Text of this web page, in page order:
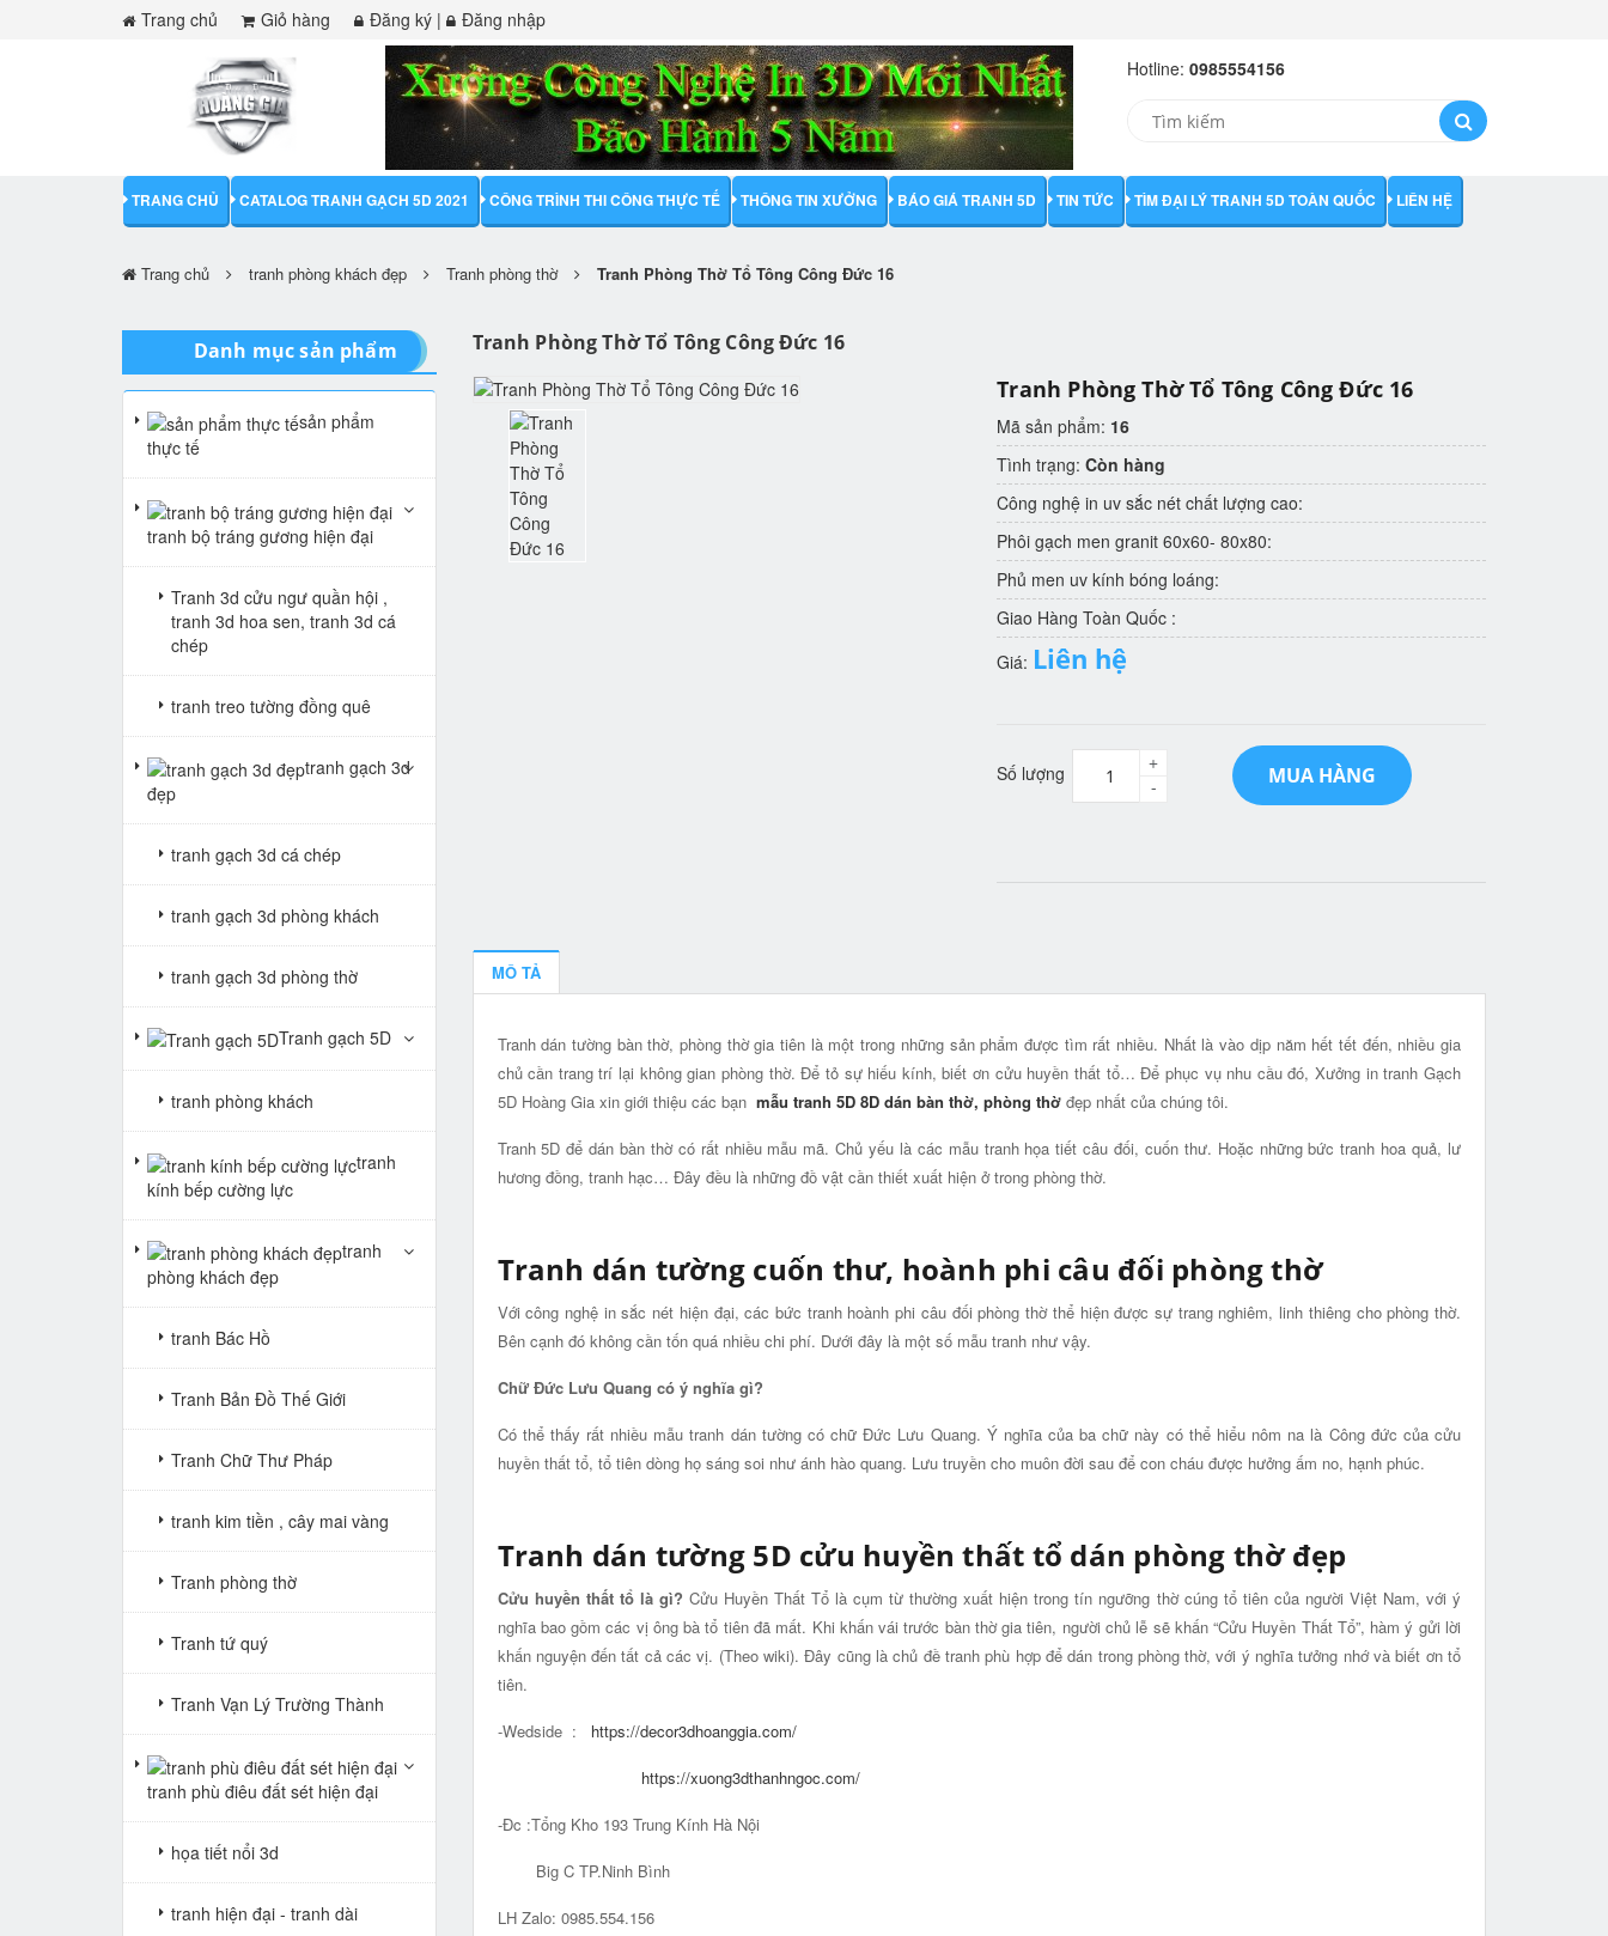
Trang chủ Giỏ hàng Đăng ký | Đăng nhập
Hotline: 0985554156
TRANG CHỦ CATALOG TRANH GẠCH 5D 2021 CÔNG TRÌNH THI CÔNG THỰC TẾ THÔNG TIN XƯỞNG BÁO GIÁ TRANH 5D TIN TỨC TÌM ĐẠI LÝ TRANH 5D TOÀN QUỐC LIÊN HỆ
Trang chủ tranh phòng khách đẹp Tranh phòng thờ Tranh Phòng Thờ Tổ Tông Công Đức 16
Tranh Phòng Thờ Tổ Tông Công Đức 16
Tranh Phòng Thờ Tổ Tông Công Đức 16
Mã sản phẩm: 16
Tình trạng:Còn hàng
Công nghệ in uv sắc nét chất lượng cao:
Phôi gạch men granit 60x60- 80x80:
Phủ men uv kính bóng loáng:
Giao Hàng Toàn Quốc :
Giá: Liên hệ
Số lượng
-
+ MUA HÀNG
MÔ TẢ
Tranh dán tường bàn thờ, phòng thờ gia tiên là một trong những sản phẩm được tìm rất nhiều. Nhất là vào dịp năm hết tết đến, nhiều gia
chủ cần trang trí lại không gian phòng thờ. Để tỏ sự hiếu kính, biết ơn cửu huyền thất tổ… Để phục vụ nhu cầu đó, Xưởng in tranh Gạch
5D Hoàng Gia xin giới thiệu các bạn mẫu tranh 5D 8D dán bàn thờ, phòng thờđẹp nhất của chúng tôi.
Tranh 5D để dán bàn thờ có rất nhiều mẫu mã. Chủ yếu là các mẫu tranh họa tiết câu đối, cuốn thư. Hoặc những bức tranh hoa quả, lư
hương đồng, tranh hạc… Đây đều là những đồ vật cần thiết xuất hiện ở trong phòng thờ.
Tranh dán tường cuốn thư, hoành phi câu đối phòng thờ
Với công nghệ in sắc nét hiện đại, các bức tranh hoành phi câu đối phòng thờ thể hiện được sự trang nghiêm, linh thiêng cho phòng thờ.
Bên cạnh đó không cần tốn quá nhiều chi phí. Dưới đây là một số mẫu tranh như vậy.
Chữ Đức Lưu Quang có ý nghĩa gì?
Có thể thấy rất nhiều mẫu tranh dán tường có chữ Đức Lưu Quang. Ý nghĩa của ba chữ này có thể hiểu nôm na là Công đức của cửu
huyền thất tổ, tổ tiên dòng họ sáng soi như ánh hào quang. Lưu truyền cho muôn đời sau để con cháu được hưởng ấm no, hạnh phúc.
Tranh dán tường 5D cửu huyền thất tổ dán phòng thờ đẹp
Cửu huyền thất tổ là gì? Cửu Huyền Thất Tổ là cụm từ thường xuất hiện trong tín ngưỡng thờ cúng tổ tiên của người Việt Nam, với ý
nghĩa bao gồm các vị ông bà tổ tiên đã mất. Khi khấn vái trước bàn thờ gia tiên, người chủ lễ sẽ khấn “Cửu Huyền Thất Tổ”, hàm ý gửi lời
khấn nguyện đến tất cả các vị. (Theo wiki). Đây cũng là chủ đề tranh phù hợp để dán trong phòng thờ, với ý nghĩa tưởng nhớ và biết ơn tổ
tiên.
-Wedside : https://decor3dhoanggia.com/
https://xuong3dthanhngoc.com/
-Đc :Tổng Kho 193 Trung Kính Hà Nội
Big C TP.Ninh Bình
LH Zalo: 0985.554.156
Danh mục sản phẩm
sản phẩm
thực tế
tranh bộ tráng gương hiện đại
Tranh 3d cửu ngư quần hội ,
tranh 3d hoa sen, tranh 3d cá
chép
tranh treo tường đồng quê
tranh gạch 3d
đẹp
tranh gạch 3d cá chép
tranh gạch 3d phòng khách
tranh gạch 3d phòng thờ
Tranh gạch 5D
tranh phòng khách
tranh
kính bếp cường lực
tranh
phòng khách đẹp
tranh Bác Hồ
Tranh Bản Đồ Thế Giới
Tranh Chữ Thư Pháp
tranh kim tiền , cây mai vàng
Tranh phòng thờ
Tranh tứ quý
Tranh Vạn Lý Trường Thành
tranh phù điêu đất sét hiện đại
họa tiết nổi 3d
tranh hiện đại - tranh dài